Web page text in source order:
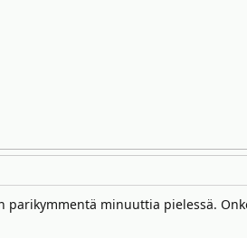
minuuttia pielessä.